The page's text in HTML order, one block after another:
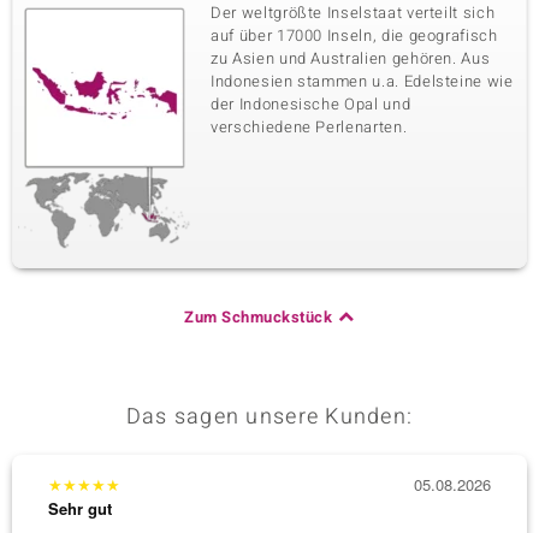
Der weltgrößte Inselstaat verteilt sich
auf über 17000 Inseln, die geografisch
zu Asien und Australien gehören. Aus
Indonesien stammen u.a. Edelsteine wie
der Indonesische Opal und
verschiedene Perlenarten.
Zum Schmuckstück
Das sagen unsere Kunden:
★★★★★
Sehr gut
05.08.2026